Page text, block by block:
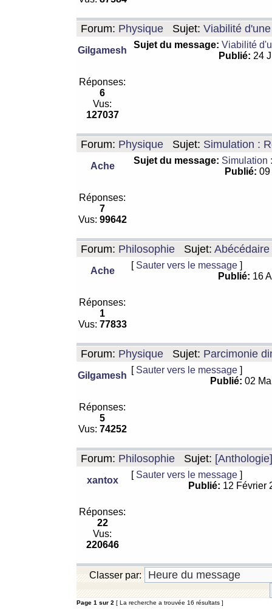
Forum: Physique Sujet: Viabilité
Gilgamesh
Sujet du message: Viabilité
Publié: 24
Réponses:
6
Vus:
127037
Forum: Physique Sujet: Simulation :
Ache
Sujet du message: Simulation
Publié:
Réponses:
7
Vus: 99642
Forum: Philosophie Sujet: Abécédaire
Ache
[ Sauter vers le message ]
Publié: 16
Réponses:
1
Vus: 77833
Forum: Physique Sujet: Parcimonie
Gilgamesh
[ Sauter vers le message ]
Publié: 02
Réponses:
5
Vus: 74252
Forum: Philosophie Sujet:
xantox
[ Sauter vers le message ]
Publié: 12 Février
Réponses:
22
Vus:
220646
Classer par:
Page 1 sur 2 [ La recherche a trouvée 16 résultats ]